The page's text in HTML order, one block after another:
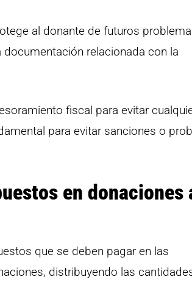
al donante de futuros
relacionada con la
fiscal para evitar
para evitar sanciones o
en donaciones
que se deben pagar en las
distribuyendo las